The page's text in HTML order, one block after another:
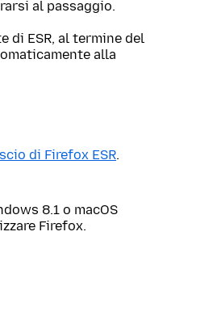
al passaggio.
di ESR, al termine del
alla
di Firefox ESR.
8.1 o macOS
Firefox.